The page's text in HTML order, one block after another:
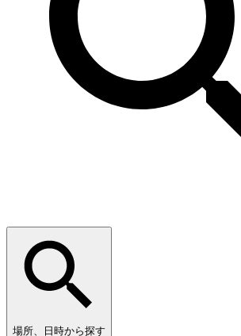
場所、日時から探す